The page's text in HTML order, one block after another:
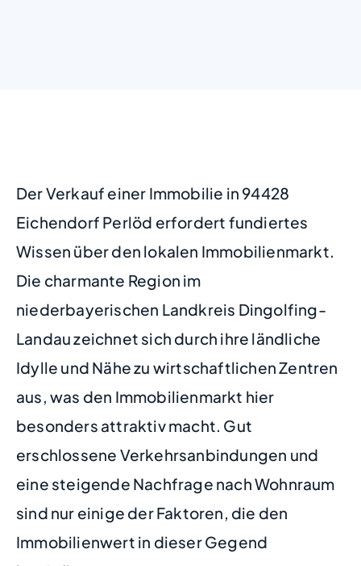
Der Verkauf einer Immobilie in 94428
Eichendorf Perlöd erfordert fundiertes
Wissen über den lokalen Immobilienmarkt.
Die charmante Region im
niederbayerischen Landkreis Dingolfing-
Landau zeichnet sich durch ihre ländliche
Idylle und Nähe zu wirtschaftlichen Zentren
aus, was den Immobilienmarkt hier
besonders attraktiv macht. Gut
erschlossene Verkehrsanbindungen und
eine steigende Nachfrage nach Wohnraum
sind nur einige der Faktoren, die den
Immobilienwert in dieser Gegend